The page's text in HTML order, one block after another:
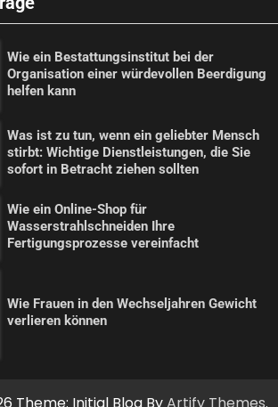
Wie ein Bestattungsinstitut bei der
Organisation einer würdevollen Beerdigung
helfen kann
Was ist zu tun, wenn ein geliebter Mensch
stirbt: Wichtige Dienstleistungen, die Sie
sofort in Betracht ziehen sollten
Wie ein Online-Shop für
Wasserstrahlschneiden Ihre
Fertigungsprozesse vereinfacht
Wie Frauen in den Wechseljahren Gewicht
verlieren können
Theme: Initial Blog ByArtify Themes.